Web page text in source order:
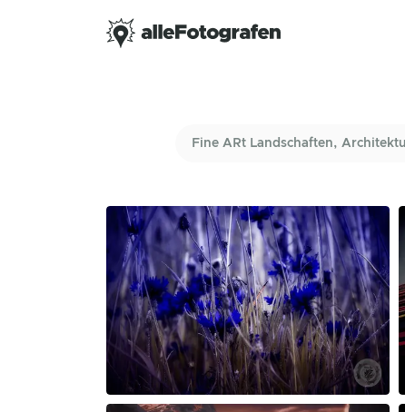
Fine ARt Landschaften,